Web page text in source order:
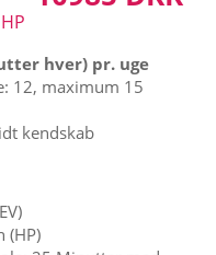
hver) pr. uge
12, maximum 15
kendskab
(HP)